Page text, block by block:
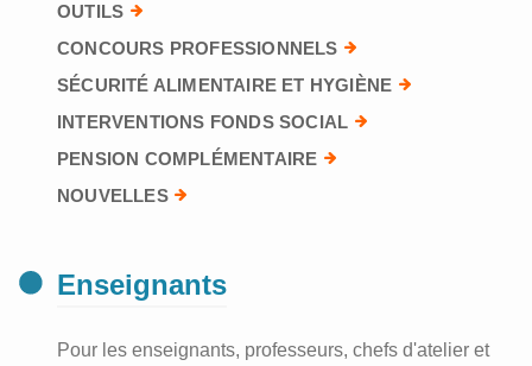
OUTILS
CONCOURS PROFESSIONNELS
SÉCURITÉ ALIMENTAIRE ET HYGIÈNE
INTERVENTIONS FONDS SOCIAL
PENSION COMPLÉMENTAIRE
NOUVELLES
Enseignants
Pour les enseignants, professeurs, chefs d'atelier et